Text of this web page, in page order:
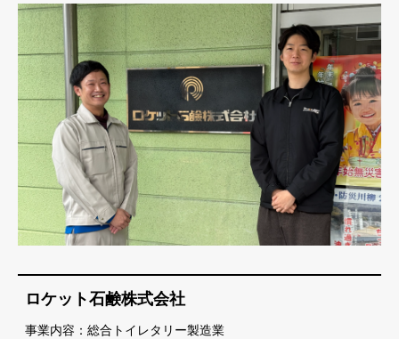
ロケット石鹸株式会社
事業内容 総合トイレタリー製造業